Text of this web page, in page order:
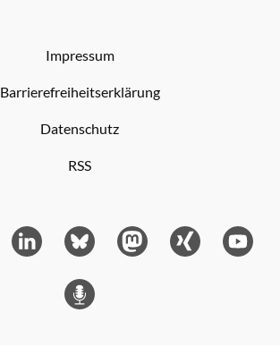
Impressum
Barrierefreiheitserklärung
Datenschutz
RSS